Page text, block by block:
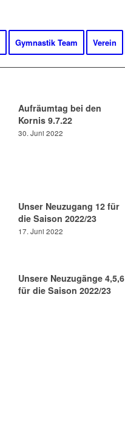
Gymnastik Team Verein
Aufräumtag bei den
Kornis 9.7.22
30. Juni 2022
Unser Neuzugang 12 für
die Saison 2022/23
17. Juni 2022
Unsere Neuzugänge 4,5,6
für die Saison 2022/23